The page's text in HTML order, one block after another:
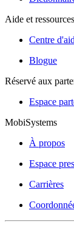
Aide et ressources
Centre
Blogue
Réservé aux
Espace
MobiSystems
À propos
Espace
Carrières